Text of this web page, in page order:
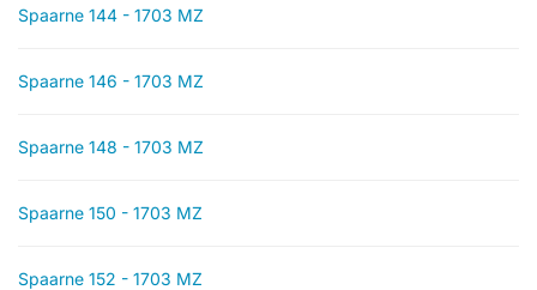
Spaarne 144 - 1703 MZ
Spaarne 146 - 1703 MZ
Spaarne 148 - 1703 MZ
Spaarne 150 - 1703 MZ
Spaarne 152 - 1703 MZ